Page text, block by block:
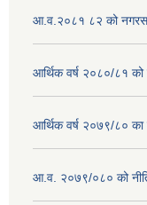
आ.व.२०८१ ८२ को
आर्थिक वर्ष २०८०/८१ को
आर्थिक वर्ष २०७९/८० का
आ.व. २०७९/०८० को